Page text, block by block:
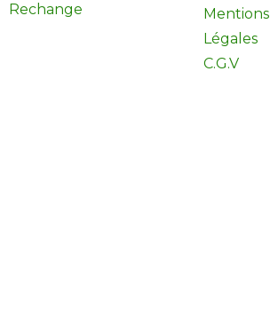
Rechange
Mentions
Légales
C.G.V